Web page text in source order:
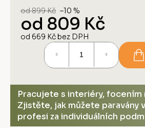
od 899 Kč –10 %
od 809 Kč
od 669 Kčbez DPH
Pracujete s interiéry, focením
Zjistěte, jak můžete paravány
profesi za individuálních